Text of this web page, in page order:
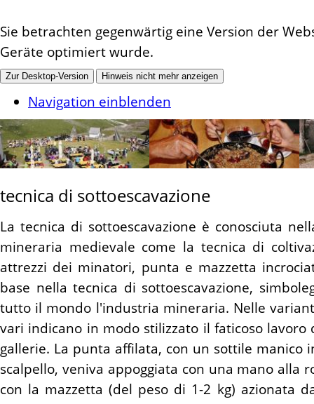
Sie betrachten gegenwärtig eine Version der
Geräte optimiert wurde.
Zur Desktop-Version Hinweis nicht mehr anzeigen
Navigation einblenden
tecnica di sottoescavazione
La tecnica di sottoescavazione è conosciuta
mineraria medievale come la tecnica di
attrezzi dei minatori, punta e mazzetta
base nella tecnica di sottoescavazione,
tutto il mondo l'industria mineraria. Nelle
vari indicano in modo stilizzato il faticoso lavoro
gallerie. La punta affilata, con un sottile manico
scalpello, veniva appoggiata con una mano alla
con la mazzetta (del peso di 1-2 kg) azionata